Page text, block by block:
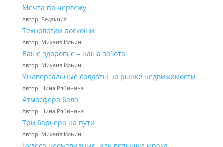
Мечта по чертежу
Автор: Редакция
Технологии роскоши
Автор: Михаил Ильин
Ваше здоровье – наша забота
Автор: Михаил Ильин
Универсальные солдаты на рынке недвижимости
Автор: Нина Рябинина
Атмосфера бала
Автор: Нина Рябинина
Три барьера на пути
Автор: Михаил Ильин